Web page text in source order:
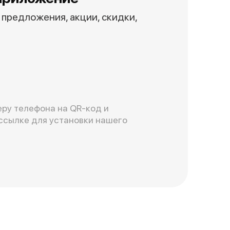
акции, скидки,
телефона на QR-код и
для установки нашего